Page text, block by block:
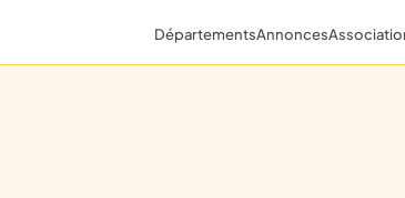
DépartementsAnnonces